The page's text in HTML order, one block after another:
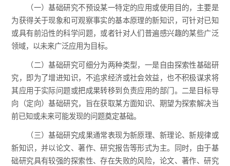
（一）基础研究不预设某一特定的应用或使用目的，主要是
为获得关于现象和可观察事实的基本原理的新知识，可针对已知
或具有前沿性的科学问题，或者针对人们普遍感兴趣的某些广泛
领域，以未来广泛应用为目标。
（二）基础研究可细分为两种类型，一是自由探索性基础研
究，即为了增进知识，不追求经济或社会效益，也不积极谋求将
其应用于实际问题或把成果转移到负责应用的部门。二是目标导
向（定向）基础研究，旨在获取某方面知识、期望为探索解决当
前已知或未来可能发现的问题奠定基础。
（三）基础研究成果通常表现为新原理、新理论、新规律或
新知识，并以论文、著作、研究报告等形式为主。同时，由于基
础研究具有较强的探索性、存在失败的风险，论文、著作、研究